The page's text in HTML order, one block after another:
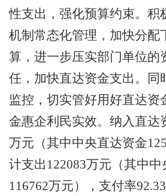
性支出，强化预算约束。 积
机制常态化管理 ，加快分
算，进一步压实部门单位的
任，加快直达资金支出。同
监控，切实管好用好直达资
金惠企利民实效。纳入直达
万元（其中中央直达资金
计支出 122083万元（其中中
116762万元），支付率92.33